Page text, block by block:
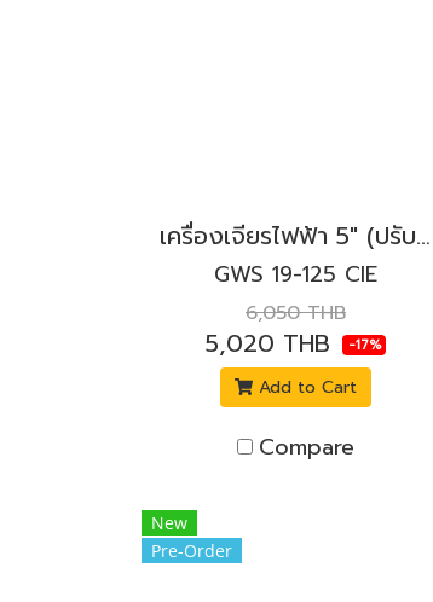
เครื่องเจียรไฟฟ้า 5" (ปรับรอบได้) (กันสะบัด) 1,900W. BOSCH รุ่น GWS 19-125 CIE สวิตช์ล็อก
GWS 19-125 CIE
6,050 THB
5,020 THB -17%
Add to Cart
Compare
New
Pre-Order